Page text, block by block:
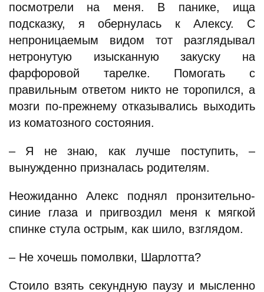
посмотрели на меня. В панике, ища
подсказку, я обернулась к Алексу. С
непроницаемым видом тот разглядывал
нетронутую изысканную закуску на
фарфоровой тарелке. Помогать с
правильным ответом никто не торопился, а
мозги по-прежнему отказывались выходить
из коматозного состояния.
– Я не знаю, как лучше поступить, –
вынужденно призналась родителям.
Неожиданно Алекс поднял пронзительно-
синие глаза и пригвоздил меня к мягкой
спинке стула острым, как шило, взглядом.
– Не хочешь помолвки, Шарлотта?
Стоило взять секундную паузу и мысленно